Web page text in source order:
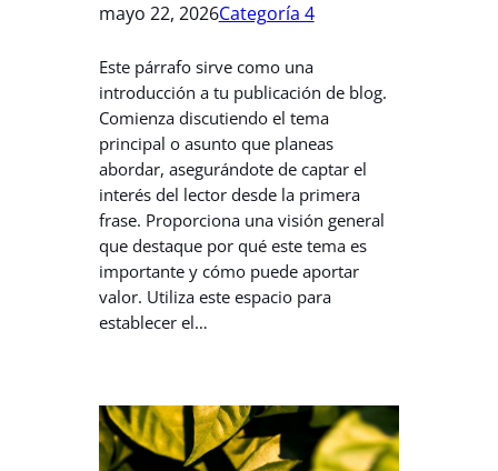
mayo 22, 2026Categoría 4
Este párrafo sirve como una
introducción a tu publicación de blog.
Comienza discutiendo el tema
principal o asunto que planeas
abordar, asegurándote de captar el
interés del lector desde la primera
frase. Proporciona una visión general
que destaque por qué este tema es
importante y cómo puede aportar
valor. Utiliza este espacio para
establecer el…